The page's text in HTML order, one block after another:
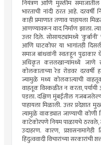
नियंत्रण आणि मुस्लीम
भारताची नांदी ठरत आहे. दरवर्षी
काही प्रमाणात तणाव पाहायला
आणण्यावरून वाद निर्माण झाला.
उत्तर दिले. सोसायट्यांमध्ये
आणि घाटकोपर या भागांतही
समाज बांधवांनी स्वतःहून पुढाकार
अधिकृत कत्तलखान्यांमध्ये जाणे
कोलकाताच्या रेड रोडवर दरवर्षी
ज्यामुळे मध्य कोलकात्याची
वाहतूक विस्कळीत न करता, पर्यायी
पडला. दक्षिण मुंबईतील
पाहायला मिळाली. उत्तर प्रदेशात
त्यामुळे वाकड्यात जाण्याची
काटेकोरपणे नियम पाळायचे ठरवले,
उदाहरण. कारण, प्रशासनामागेही
हिंदुत्ववादी विचारांच्या